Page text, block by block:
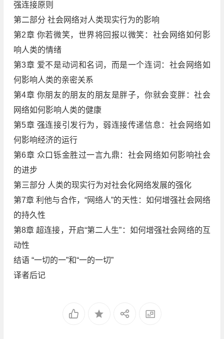
强连接原则
第二部分 社会网络对人类现实行为的影响
第2章 你若微笑，世界将回报以微笑：社会网络如何影
响人类的情绪
第3章 爱不是动词和名词，而是一个连词：社会网络如
何影响人类的亲密关系
第4章 你朋友的朋友的朋友是胖子，你就会变胖：社会
网络如何影响人类的健康
第5章 强连接引发行为，弱连接传递信息：社会网络如
何影响经济的运行
第6章 众口铄金胜过一言九鼎：社会网络如何影响社会
的进步
第三部分 人类的现实行为对社会化网络发展的强化
第7章 利他与合作，“网络人”的天性：如何增强社会网络
的持久性
第8章 超连接，开启“第二人生”：如何增强社会网络的互
动性
结语 “一切的一”和“一的一切”
译者后记